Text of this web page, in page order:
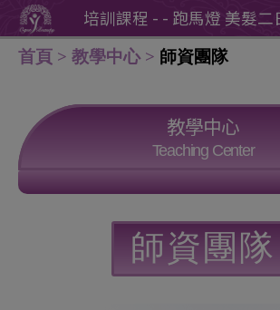
課程 - - 跑馬燈 美髮二日短期快速
首頁 教學中心 師資團隊
教學中心
Teaching Center
學苑介紹
學苑設備
交通路線
師資團隊
Cookie管理面板